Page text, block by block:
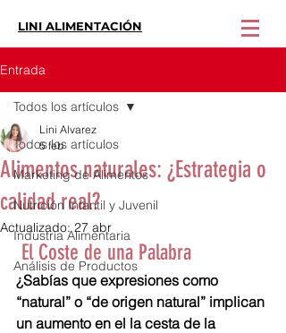
LINI ALIMENTACIÓN
Entrada
Todos los artículos
Marketing de Alimentos
Nutrición Infantil y Juvenil
Industria Alimentaria
Análisis de Productos
Todos los artículos
Alimentos naturales: ¿Estrategia o
calidad real?
Lini Alvarez
5 feb
Actualizado:27 abr
El Coste de una Palabra
¿Sabías que expresiones como
“natural” o “de origen natural” implican
un aumento en el la cesta de la